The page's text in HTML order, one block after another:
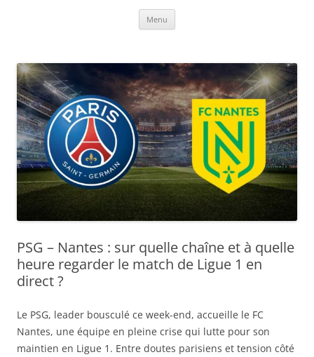
Menu
PSG – Nantes : sur quelle chaîne et à quelle
heure regarder le match de Ligue 1 en
direct ?
Le PSG, leader bousculé ce week-end, accueille le FC
Nantes, une équipe en pleine crise qui lutte pour son
maintien en Ligue 1. Entre doutes parisiens et tension côté